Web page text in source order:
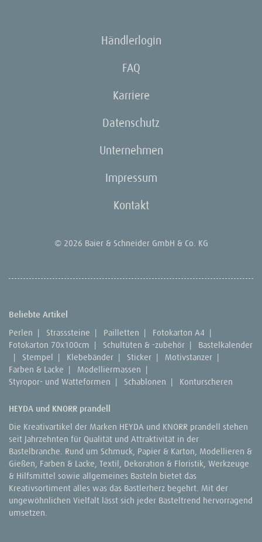
Händlerlogin
FAQ
Karriere
Datenschutz
Unternehmen
Impressum
Kontakt
© 2026 Baier & Schneider GmbH & Co. KG
Beliebte Artikel
Perlen | Strasssteine | Pailletten | Fotokarton A4 |
Fotokarton 70x100cm | Schultüten & -zubehör |
Bastelkalender
|
Stempel | Klebebänder | Sticker | Motivstanzer |
Farben & Lacke | Modelliermassen |
Styropor- und Watteformen | Schablonen | Konturscheren
HEYDA und KNORR prandell
Die Kreativartikel der Marken HEYDA und KNORR prandell stehen
seit Jahrzehnten für Qualität und Attraktivität in der
Bastelbranche. Rund um Schmuck, Papier & Karton, Modellieren &
Gießen, Farben & Lacke, Textil, Dekoration & Floristik, Werkzeuge
& Hilfsmittel sowie allgemeines Basteln bietet das
Kreativsortiment alles was das Bastlerherz begehrt. Mit der
ungewöhnlichen Vielfalt lässt sich jeder Basteltrend hervorragend
umsetzen.